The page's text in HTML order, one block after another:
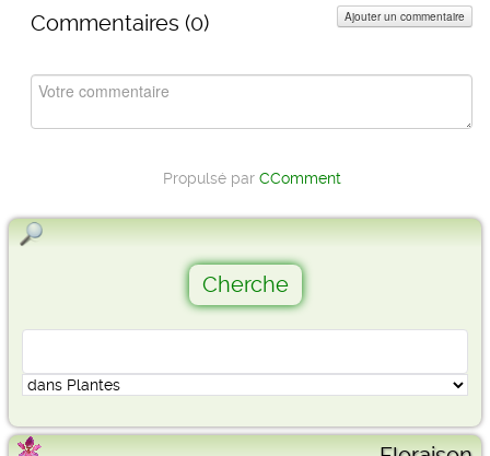
Commentaires (0) Ajouter un commentaire
Propulsé par CComment